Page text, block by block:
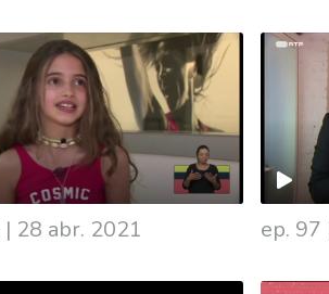
| 28 abr. 2021 ep. 97